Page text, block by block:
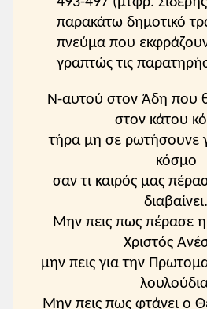
πλακί: πλάκα (του
διαγέρνω: επιστρέφω.
να στράφη(ν): να
να σώσασιν: να έσωναν,
: κυνηγητικός
να δόθην λόγος...
αναγγελλόταν ότι
να ξέβηκεν: να έβγαινε.
Κλείσιμο
παρακάτω δημοτικό
πνεύμα που
γραπτώς τις
Ν-αυτού στον Άδη που
στον κάτου
τήρα μη σε ρωτήσουνε
κόσμο
σαν τι καιρός μας
διαβαίνει.
Μην πεις πως πέρασε
Χριστός
μην πεις για την
Μην πεις πως φτάνει ο